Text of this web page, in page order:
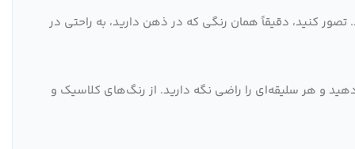
کنید، دقیقاً همان رنگی که در ذهن دارید، به راحتی در
و هر سلیقه‌ای را راضی نگه دارید. از رنگ‌های کلاسیک و